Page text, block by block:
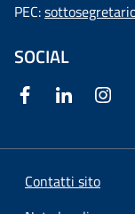
PEC:
SOCIAL
Contatti sito